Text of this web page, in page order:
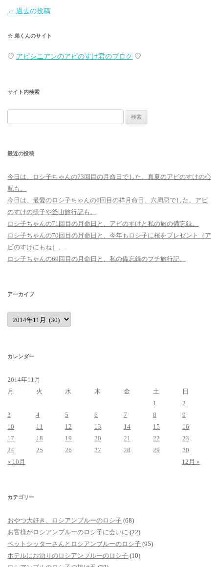
投
ナ
ビ
シ
← 過去の投稿
☆ 弟くんのサイト
♡ アビシニアンのアビのすけ君のブログ ♡
サイト内検索
索:
最近の投稿
今日は、ロシ子ちゃんの73回目の月命日でした。真夏のアビのすけの心
配も。
今日は、最愛のロシ子ちゃんの6回目の祥月命日、六周忌でした。アビ
のすけの様子や釜山旅行記も。
ロシ子ちゃんの71回目の月命日と、アビのすけと私の旅の備忘録。
ロシ子ちゃんの70回目の月命日と、今年もロシ子に桜をプレゼント（ア
ビのすけにもね）。
ロシ子ちゃんの69回目の月命日と、私の備忘録のプチ旅行記。
アーカイブ
ア
ー
カ
カレンダー
2014年11月
月
火 水 木 金 土
日
1
2
3
4 5 6 7 8
9
10
11 12 13 14 15
16
17
18 19 20 21 22
23
24
25 26 27 28 29
30
« 10月
12月 »
カテゴリー
おやつ大好き、ロシアンブルーのロシ子 (68)
お客様がロシアンブルーのロシ子に会いに (22)
ペットシッターさんとロシアンブルーのロシ子 (95)
ホテルにお泊りのロシアンブルーのロシ子 (10)